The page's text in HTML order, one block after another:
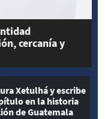
cercanía y
Xetulhá y escribe
en la historia
de Guatemala